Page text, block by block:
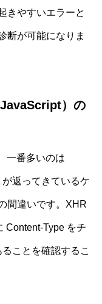
きやすいエラーと
断が可能になりま
）の
一番多いのは
が返ってきているケ
間違いです。XHR
Content-Type をチ
ことを確認するこ